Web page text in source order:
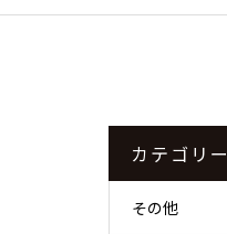
カテゴリー
その他